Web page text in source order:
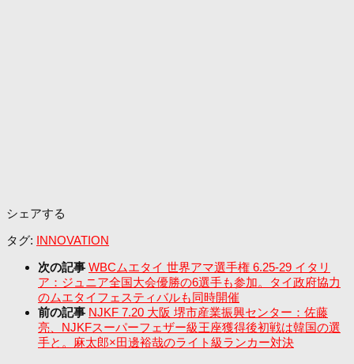
シェアする
タグ: INNOVATION
次の記事 WBCムエタイ 世界アマ選手権 6.25-29 イタリ
ア：ジュニア全国大会優勝の6選手も参加。タイ政府協力
のムエタイフェスティバルも同時開催
前の記事 NJKF 7.20 大阪 堺市産業振興センター：佐藤
亮、NJKFスーパーフェザー級王座獲得後初戦は韓国の選
手と。麻太郎×田邊裕哉のライト級ランカー対決